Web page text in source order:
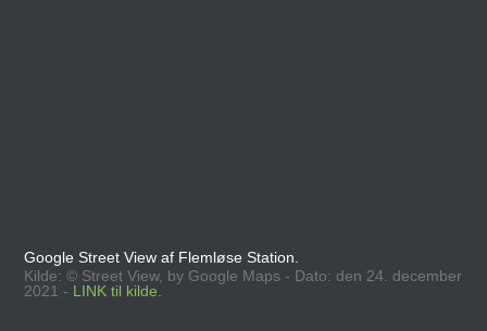
Google Street View af Flemløse Station.
Kilde: © Street View, by Google Maps - Dato: den 24. december
2021 - LINK til kilde.